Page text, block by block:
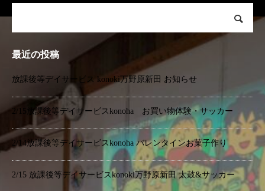
最近の投稿
放課後等デイサービス konoki万野原新田 お知らせ
2/15放課後等デイサービスkonoha お買い物体験・サッカー
2/14放課後等デイサービスkonoha バレンタインお菓子作り
2/15 放課後等デイサービスkonoki万野原新田 太鼓&サッカー